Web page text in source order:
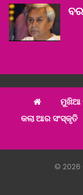
ମୁଖିଆ
କଲା ଆର ସଂସ୍କୃତି
© 2026